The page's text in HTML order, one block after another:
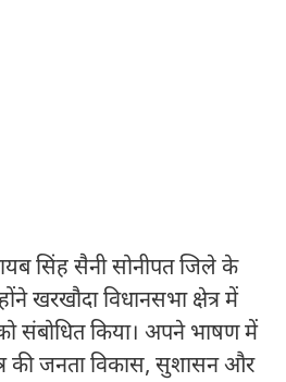
सिंह सैनी सोनीपत जिले के
खरखौदा विधानसभा क्षेत्र में
संबोधित किया। अपने भाषण में
की जनता विकास, सुशासन और